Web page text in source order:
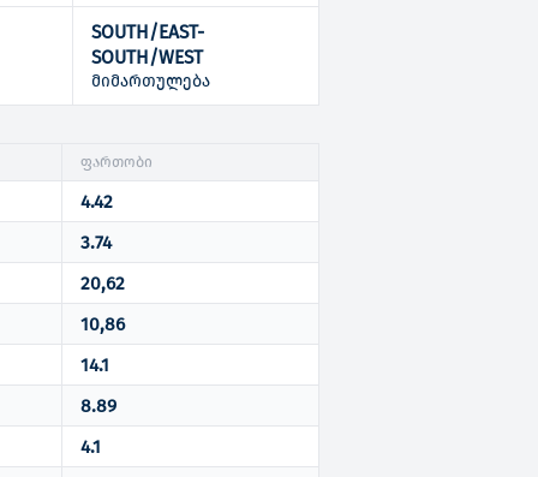
SOUTH/EAST-
SOUTH/WEST
მიმართულება
ფართობი
4.42
3.74
20,62
10,86
14.1
8.89
4.1